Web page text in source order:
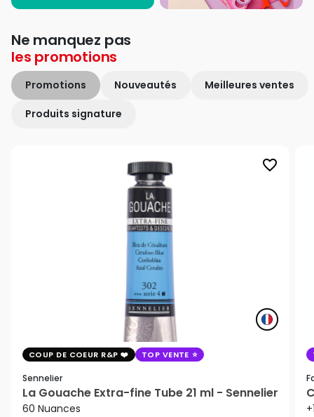
Ne manquez pas
les promotions
Promotions Nouveautés Meilleures ventes
Produits signature
favorite_border
COUP DE COEUR R&P TOP VENTE
Sennelier
La Gouache Extra-fine Tube 21 ml - Sennelier
60 Nuances